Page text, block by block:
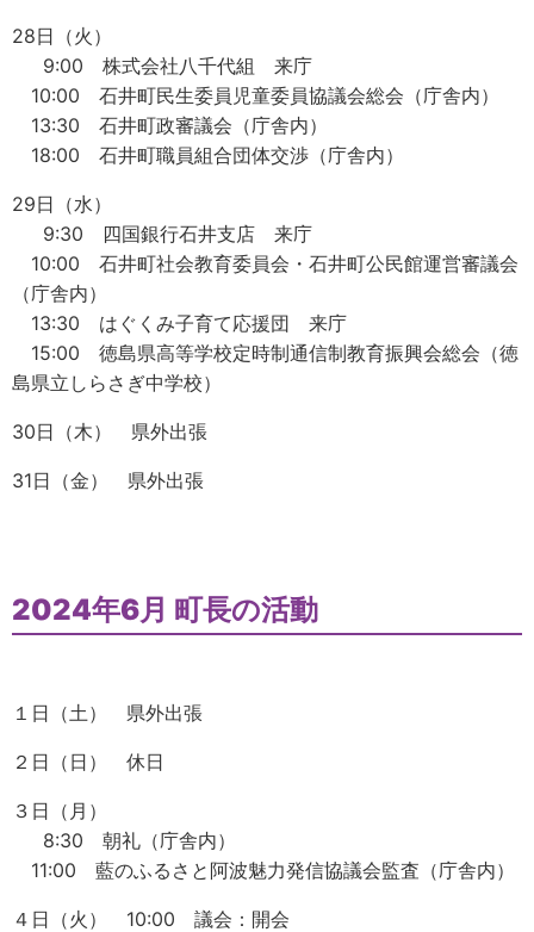
28日（火）
9:00 株式会社八千代組 来庁
10:00 石井町民生委員児童委員協議会総会（庁舎内）
13:30 石井町政審議会（庁舎内）
18:00 石井町職員組合団体交渉（庁舎内）
29日（水）
9:30 四国銀行石井支店 来庁
10:00 石井町社会教育委員会・石井町公民館運営審議会
（庁舎内）
13:30 はぐくみ子育て応援団 来庁
15:00 徳島県高等学校定時制通信制教育振興会総会（徳
島県立しらさぎ中学校）
30日（木） 県外出張
31日（金） 県外出張
2024年6月 町長の活動
１日（土） 県外出張
２日（日） 休日
３日（月）
8:30 朝礼（庁舎内）
11:00 藍のふるさと阿波魅力発信協議会監査（庁舎内）
４日（火） 10:00 議会：開会